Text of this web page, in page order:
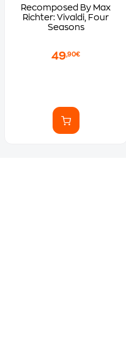
Recomposed By Max
Richter: Vivaldi, Four
Seasons
49,90€